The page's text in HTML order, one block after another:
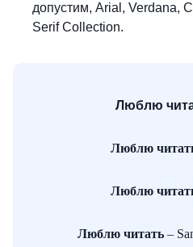
допустим, Arial, Verdana,
Serif Collection.
Люблю
Люблю
Люблю
Люблю читать –